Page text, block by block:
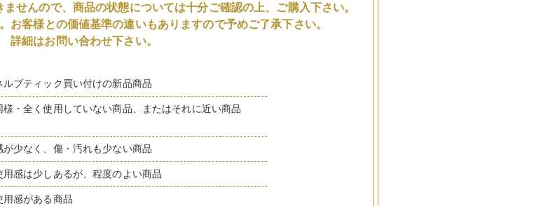
せんので、商品の状態については十分ご確認の上、ご購入下さい。
お客様との価値基準の違いもありますので予めご了承下さい。
詳細はお問い合わせ下さい。
ルブティック買い付けの新品商品
様・全く使用していない商品、またはそれに近い商品
が少なく、傷・汚れも少ない商品
用感は少しあるが、程度のよい商品
用感がある商品